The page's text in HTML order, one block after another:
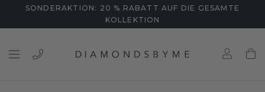
SONDERAKTION: 20 % RABATT AUF DIE GESAMTE
KOLLEKTION